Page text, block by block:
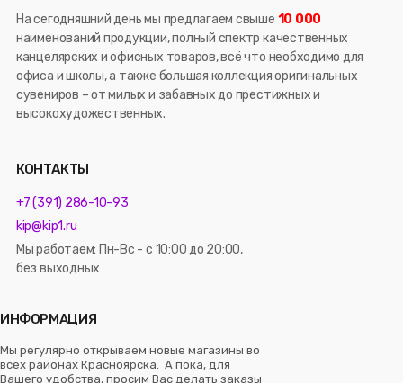
На сегодняшний день мы предлагаем свыше 10 000
наименований продукции, полный спектр качественных
канцелярских и офисных товаров, всё что необходимо для
офиса и школы, а также большая коллекция оригинальных
сувениров – от милых и забавных до престижных и
высокохудожественных.
КОНТАКТЫ
+7 (391) 286-10-93
kip@kip1.ru
Мы работаем: Пн-Вс - с 10:00 до 20:00,
без выходных
ИНФОРМАЦИЯ
Мы регулярно открываем новые магазины во
всех районах Красноярска. А пока, для
Вашего удобства, просим Вас делать заказы